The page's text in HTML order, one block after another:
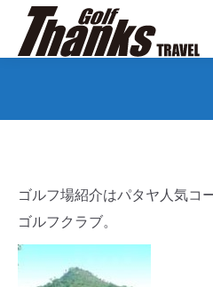
ゴルフ場紹介はパタヤ人気コ
ゴルフクラブ。